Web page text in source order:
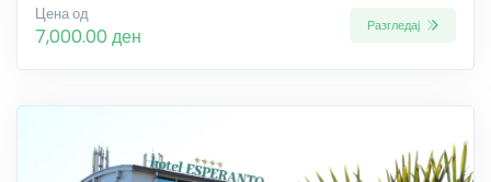
Цена од
7,000.00 ден Разгледај